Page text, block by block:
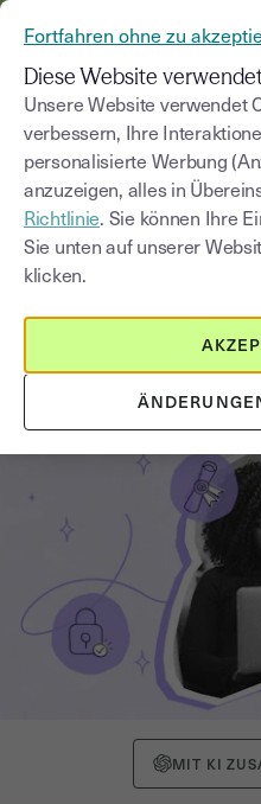
Blog
Kategorie auswählen
Was ist eine
(Certificate
MIT KI
Fortfahren ohne zu
Diese Website
Unsere Website verwendet
verbessern, Ihre
personalisierte Werbung
anzuzeigen, alles in
Richtlinie. Sie können Ihre
Sie unten auf unserer
klicken.